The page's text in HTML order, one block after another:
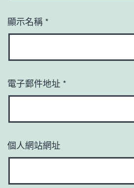
顯示名稱 *
電子郵件地址 *
個人網站網址